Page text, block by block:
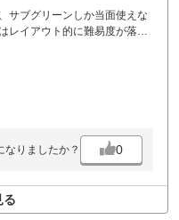
サブグリーンしか当面使えな
レイアウト的に難易度が落ち
仕方ないですが、張り替え
なりましたか？ 0
る